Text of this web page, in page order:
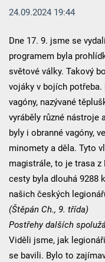
24.09.2024 19:44
Dne 17. 9. jsme se
programem byla
světové války. Takový
vojáky v bojích potřeba.
vagóny, nazývané
vyráběly různé nástroje
byly i obranné vagóny,
minomety a děla. Tyto
magistrále, to je trasa
cesty byla dlouhá 9288
našich českých
(Štěpán Ch., 9. třída)
Postřehy dalších
Viděli jsme, jak
se bavili. Bylo to